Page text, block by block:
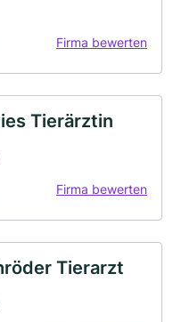
Firma bewerten
Tierärztin
Firma bewerten
Tierarzt